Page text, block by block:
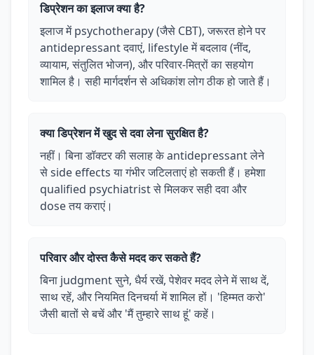
डिप्रेशन का इलाज क्या है?
इलाज में psychotherapy (जैसे CBT), जरूरत होने पर
antidepressant दवाएं, lifestyle में बदलाव (नींद,
व्यायाम, संतुलित भोजन), और परिवार-मित्रों का सहयोग
शामिल है। सही मार्गदर्शन से अधिकांश लोग ठीक हो जाते हैं।
क्या डिप्रेशन में खुद से दवा लेना सुरक्षित है?
नहीं। बिना डॉक्टर की सलाह के antidepressant लेने
से side effects या गंभीर जटिलताएं हो सकती हैं। हमेशा
qualified psychiatrist से मिलकर सही दवा और
dose तय कराएं।
परिवार और दोस्त कैसे मदद कर सकते हैं?
बिना judgment सुने, धैर्य रखें, पेशेवर मदद लेने में साथ दें,
साथ रहें, और नियमित दिनचर्या में शामिल हों। 'हिम्मत करो'
जैसी बातों से बचें और 'मैं तुम्हारे साथ हूं' कहें।